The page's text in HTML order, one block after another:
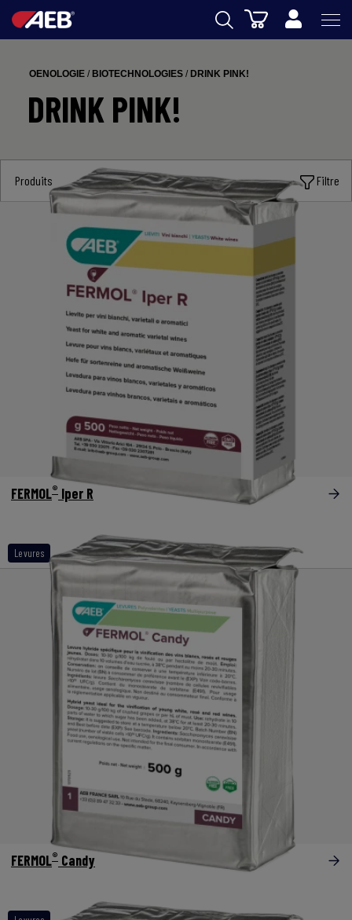
BIERE
SPIRITS
AEB ACADEMY
eSHOP
Panier
OENOLOGIE / BIOTECHNOLOGIES / DRINK PINK!
DRINK PINK!
Produits Filtre
Levures
FERMOL® Iper R
FERMOL® Candy